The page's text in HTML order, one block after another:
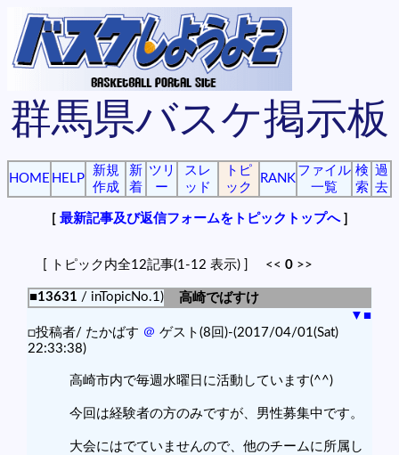
群馬県バスケ掲示板
HOME HELP
新規
作成
新
着
ツリ
ー
スレ
ッド
トピ
ック
RANK
ファイル
一覧
検
索
過
去
[ 最新記事及び返信フォームをトピックトップへ]
[ トピック内全12記事(1-12 表示) ] << 0 >>
■13631 / inTopicNo.1)
高崎でばすけ
▼ ■
□投稿者/ たかばす ＠ ゲスト(8回)-(2017/04/01(Sat)
22:33:38)
高崎市内で毎週水曜日に活動しています(^^)
今回は経験者の方のみですが、男性募集中です。
大会にはでていませんので、他のチームに所属し